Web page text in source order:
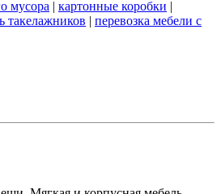
мусора | картонные коробки |
такелажников | перевозка мебели с